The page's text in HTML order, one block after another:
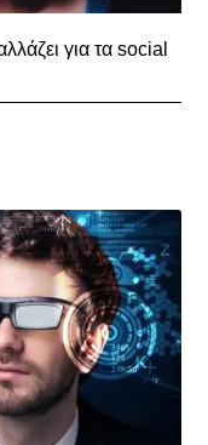
για τα social